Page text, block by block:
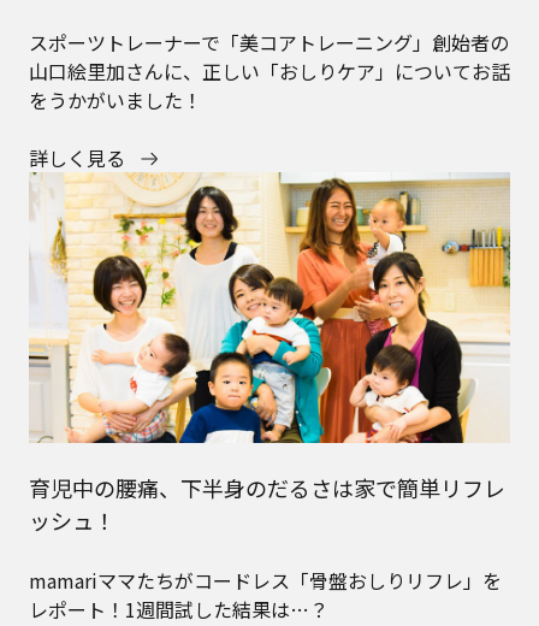
スポーツトレーナーで「美コアトレーニング」創始者の
山口絵里加さんに、正しい「おしりケア」についてお話
をうかがいました！
詳しく見る
育児中の腰痛、下半身のだるさは家で簡単リフレ
ッシュ！
mamariママたちがコードレス「骨盤おしりリフレ」を
レポート！1週間試した結果は…？